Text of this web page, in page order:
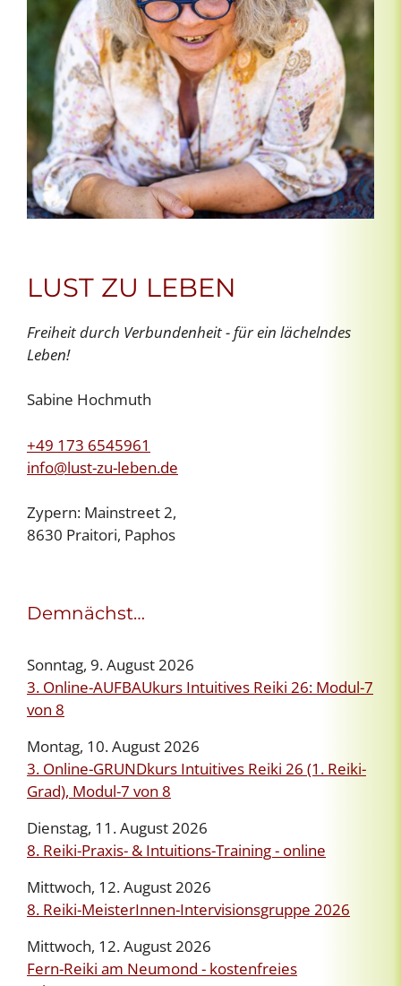
LUST ZU LEBEN
Freiheit durch Verbundenheit - für ein lächelndes
Leben!
Sabine Hochmuth
+49 173 6545961
info@lust-zu-leben.de
Zypern: Mainstreet 2,
8630 Praitori, Paphos
Demnächst…
Sonntag, 9. August 2026
3. Online-AUFBAUkurs Intuitives Reiki 26: Modul-7
von 8
Montag, 10. August 2026
3. Online-GRUNDkurs Intuitives Reiki 26 (1. Reiki-
Grad), Modul-7 von 8
Dienstag, 11. August 2026
8. Reiki-Praxis- & Intuitions-Training - online
Mittwoch, 12. August 2026
8. Reiki-MeisterInnen-Intervisionsgruppe 2026
Mittwoch, 12. August 2026
Fern-Reiki am Neumond - kostenfreies